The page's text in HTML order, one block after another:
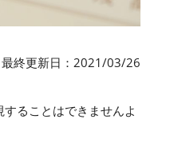
最終更新日：2021/03/26
ることはできませんよ